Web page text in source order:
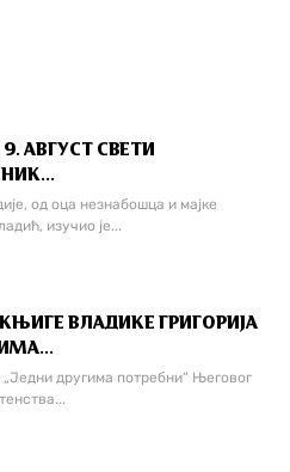
АВГУСТ СВЕТИ
од оца незнабошца и мајке
изучио је...
ВЛАДИКЕ ГРИГОРИЈА
другима потребни“ Његовог